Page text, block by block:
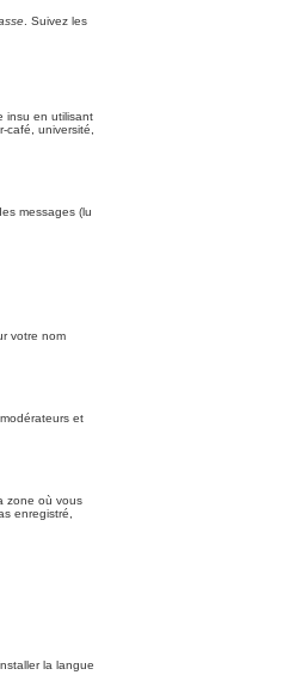
. Suivez les
insu en utilisant
université,
messages (lu
votre nom
et
zone où vous
enregistré,
la langue